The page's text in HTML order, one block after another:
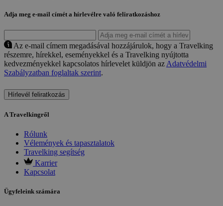
Adja meg e-mail címét a hírlevélre való feliratkozáshoz
Az e-mail címem megadásával hozzájárulok, hogy a Travelking
részemre, hírekkel, eseményekkel és a Travelking nyújtotta
kedvezményekkel kapcsolatos hírlevelet küldjön az Adatvédelmi
Szabályzatban foglaltak szerint.
Hírlevél feliratkozás
A Travelkingről
Rólunk
Vélemények és tapasztalatok
Travelking segítség
Karrier
Kapcsolat
Ügyfeleink számára